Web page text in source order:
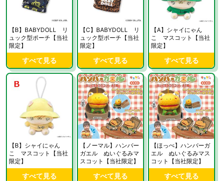
【B】BABYDOLL リ
ュック型ポーチ【当社
限定】
すべて見る
【C】BABYDOLL リ
ュック型ポーチ【当社
限定】
すべて見る
【A】シャイにゃん
こ マスコット【当社
限定】
すべて見る
【B】シャイにゃん
こ マスコット【当社
限定】
すべて見る
【ノーマル】ハンバー
ガエル ぬいぐるみマ
スコット【当社限定】
すべて見る
【ほっぺ】ハンバーガ
エル ぬいぐるみマス
コット【当社限定】
すべて見る